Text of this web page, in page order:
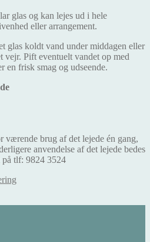
glas og kan lejes ud i hele
eller arrangement.
glas koldt vand under middagen eller
vejr. Pift eventuelt vandet op med
en frisk smag og udseende.
værende brug af det lejede én gang,
anvendelse af det lejede bedes
tlf: 9824 3524